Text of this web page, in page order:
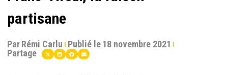
partisane
ParRémi Carlu Publié le18 novembre 2021
Partage